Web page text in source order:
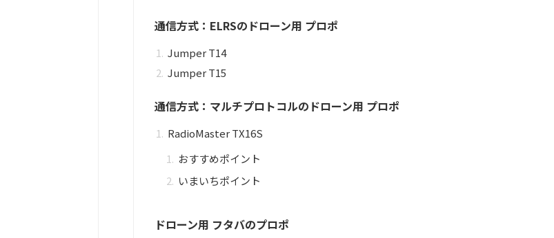
通信方式：ELRSのドローン用 プロポ
Jumper T14
Jumper T15
通信方式：マルチプロトコルのドローン用 プロポ
RadioMaster TX16S
おすすめポイント
いまいちポイント
ドローン用 フタバのプロポ